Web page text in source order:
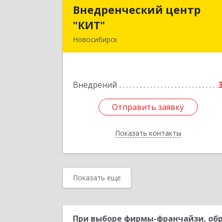
Внедренческий центр
"КИТ"
Новосибирск
Внедрений
Отправить заявку
Показать контакты
Внедренческий центр
Подробнее
Показать еще
При выборе фирмы-франчайзи,